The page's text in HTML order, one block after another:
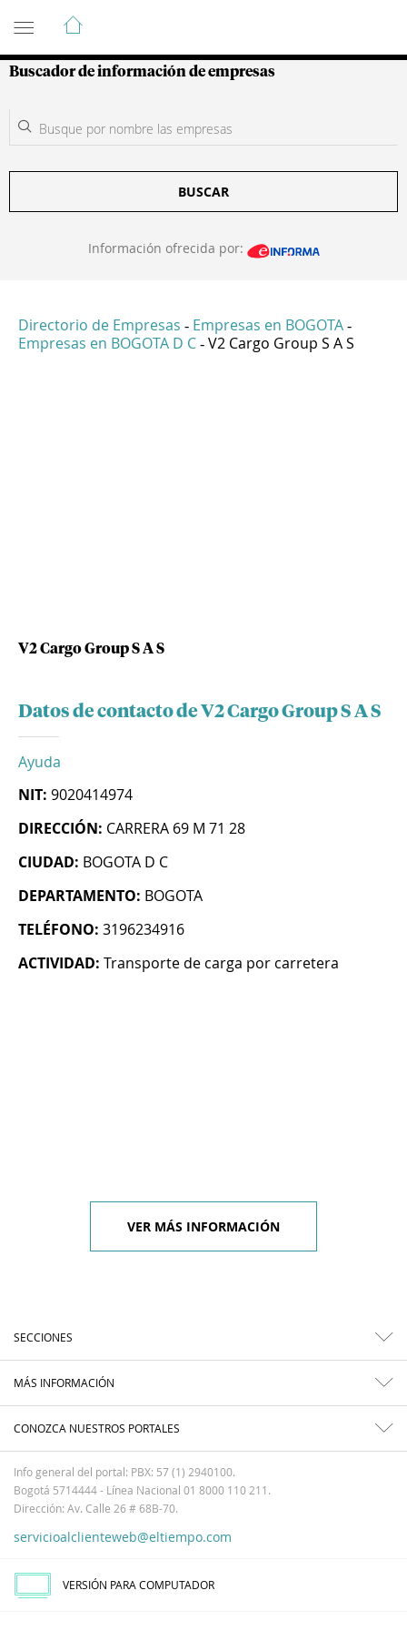
Guía de Empresas Colombianas
Buscador de información de empresas
BUSCAR
Información ofrecida por:
Directorio de Empresas - Empresas en BOGOTA -
Empresas en BOGOTA D C - V2 Cargo Group S A S
V2 Cargo Group S A S
Datos de contacto de V2 Cargo Group S A S
Ayuda
NIT: 9020414974
DIRECCIÓN: CARRERA 69 M 71 28
CIUDAD: BOGOTA D C
DEPARTAMENTO: BOGOTA
TELÉFONO: 3196234916
ACTIVIDAD: Transporte de carga por carretera
VER MÁS INFORMACIÓN
SECCIONES
MÁS INFORMACIÓN
CONOZCA NUESTROS PORTALES
Info general del portal: PBX: 57 (1) 2940100.
Bogotá 5714444 - Línea Nacional 01 8000 110 211.
Dirección: Av. Calle 26 # 68B-70.
servicioalclienteweb@eltiempo.com
VERSIÓN PARA COMPUTADOR